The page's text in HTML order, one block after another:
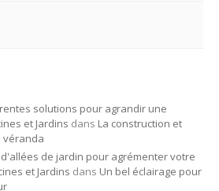
solutions pour agrandir une
et Jardins dans La construction et
véranda
de jardin pour agrémenter votre
et Jardins dans Un bel éclairage pour